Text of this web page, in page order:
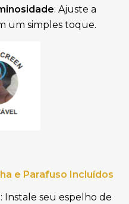
: Ajuste a
um simples toque.
e Parafuso Incluídos
: Instale seu espelho de